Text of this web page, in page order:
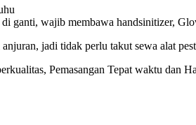
ganti, wajib membawa handsinitizer,
jadi tidak perlu takut sewa alat
Pemasangan Tepat waktu dan